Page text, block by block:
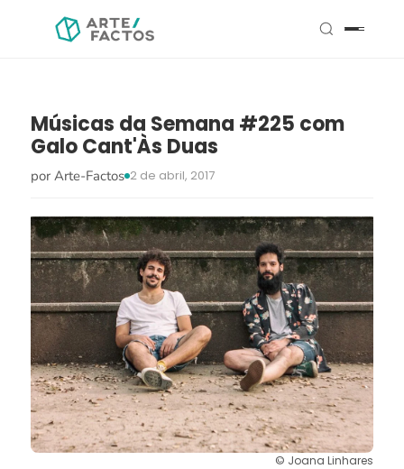
Músicas da Semana #225 com
Galo Cant'Às Duas
por Arte-Factos 2 de abril, 2017
© Joana Linhares